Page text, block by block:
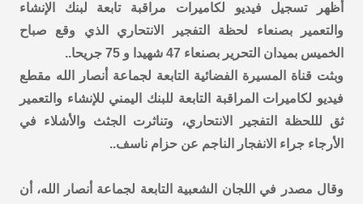
أظهر تسجيل فيديو لكاميرات مراقبة تابعة لبنك الإنشاء
والتعمير بصنعاء لحظة التفجير الانتحاري الذي وقع صباح
الخميس بميدان التحرير بصنعاء 47 شهيدا و 75 جريحا..
وبثت قناة المسيرة الفضائية التابعة لجماعة أنصار الله مقطع
فيديو لكاميرات المراقبة التابعة للبنك اليمني للإنشاء والتعمير
ثق لللحظة التفجير الانتحاري، وتناثرت الجثث والأشلاء في
الأرجاء جراء الانفجار الناجم عن حزام ناسف..
وقال مصدر في اللجان الشعبية التابعة لجماعة أنصار الله، أن